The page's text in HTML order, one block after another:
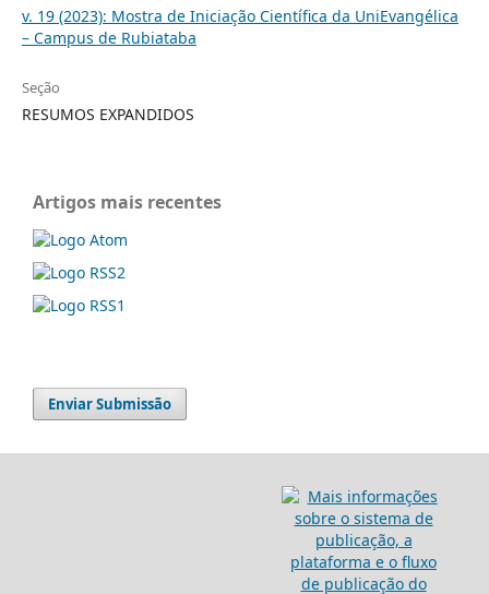
v. 19 (2023): Mostra de Iniciação Científica da UniEvangélica
– Campus de Rubiataba
Seção
RESUMOS EXPANDIDOS
Artigos mais recentes
Enviar Submissão